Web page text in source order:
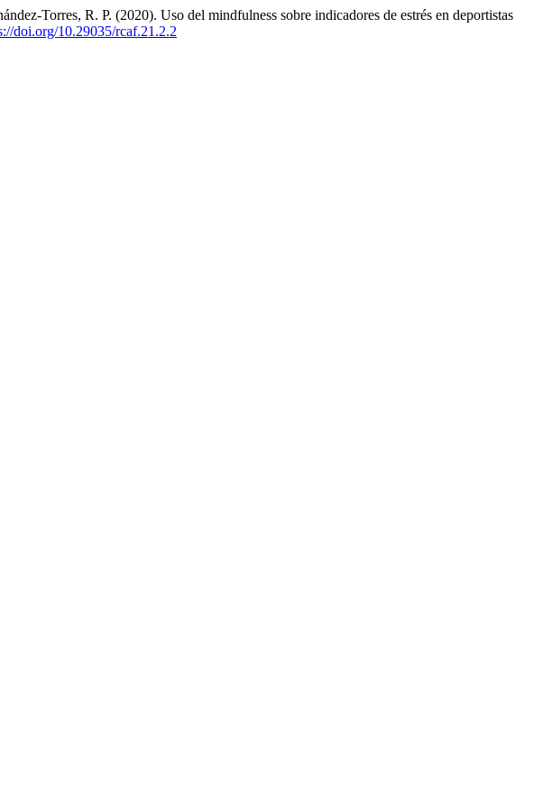
Torres, R. P. (2020). Uso del mindfulness sobre indicadores de estrés en deportistas
doi.org/10.29035/rcaf.21.2.2